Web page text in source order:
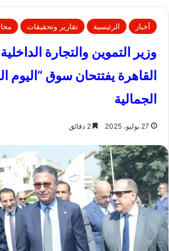
أخبار الرئيسية تقارير وتحقيقات
وزير التموين والتجارة
القاهرة يفتتحان سوق “اليوم
الجمالية
27 يوليو، 2025